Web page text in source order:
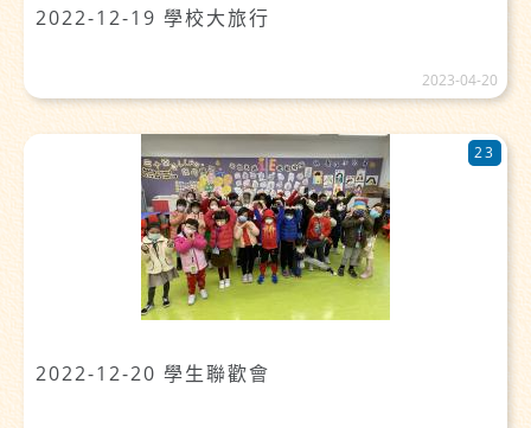
2022-12-19 學校大旅行
2023-04-20
2022-12-20 學生聯歡會
23